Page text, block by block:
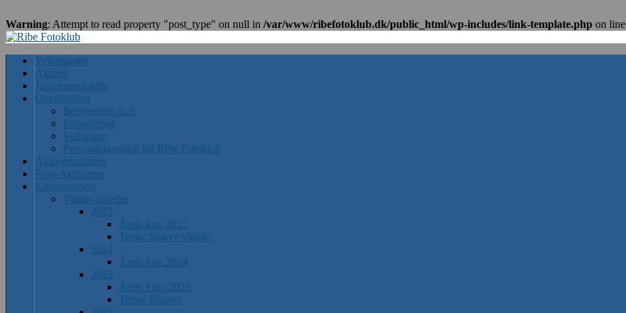
Warning: Attempt to read property "post_type" on null in /var/www/ribefotoklub.dk/public_html/wp-includes/link-template.php on line
Velkommen
Aktuelt
Jubilæumsfolder
Om klubben
Bestyrelsen m.fl.
Indmeldelse
Vedtægter
Persondatapolitik for Ribe Fotoklub
Aktivitetsplanen
Foto-Aktiviteter
Konkurrencer
Vinder-billeder
2025
Årets foto 2025
Tema: Skæve vinkler
2024
Årets foto 2024
2023
Årets Foto 2023
Tema: Illusion